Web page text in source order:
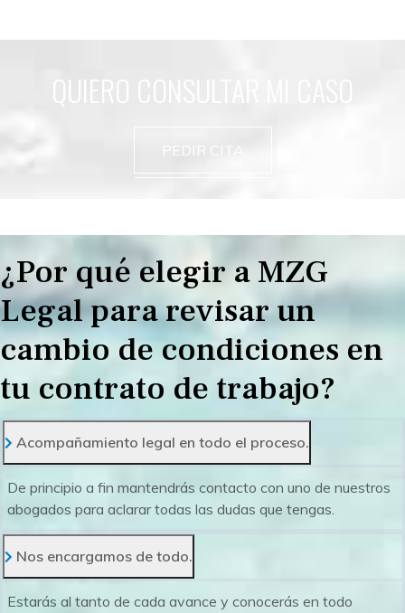
QUIERO CONSULTAR MI CASO
PEDIR CITA
¿Por qué elegir a MZG
Legal para revisar un
cambio de condiciones en
tu contrato de trabajo?
Acompañamiento legal en todo el proceso.
De principio a fin mantendrás contacto con uno de nuestros
abogados para aclarar todas las dudas que tengas.
Nos encargamos de todo.
Estarás al tanto de cada avance y conocerás en todo